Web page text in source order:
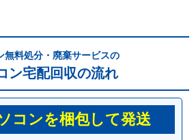
無料処分・廃棄サービスの
ン宅配回収の流れ
コンを梱包して発送